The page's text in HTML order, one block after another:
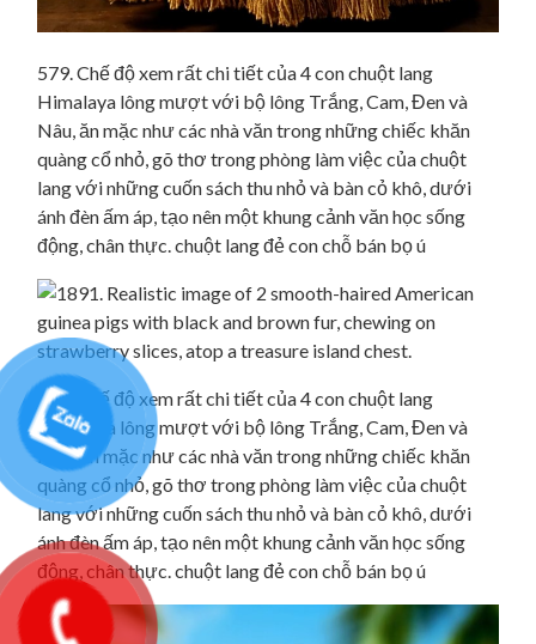
579. Chế độ xem rất chi tiết của 4 con chuột lang
Himalaya lông mượt với bộ lông Trắng, Cam, Đen và
Nâu, ăn mặc như các nhà văn trong những chiếc khăn
quàng cổ nhỏ, gõ thơ trong phòng làm việc của chuột
lang với những cuốn sách thu nhỏ và bàn cỏ khô, dưới
ánh đèn ấm áp, tạo nên một khung cảnh văn học sống
động, chân thực. chuột lang đẻ con chỗ bán bọ ú
579. Chế độ xem rất chi tiết của 4 con chuột lang
Himalaya lông mượt với bộ lông Trắng, Cam, Đen và
Nâu, ăn mặc như các nhà văn trong những chiếc khăn
quàng cổ nhỏ, gõ thơ trong phòng làm việc của chuột
lang với những cuốn sách thu nhỏ và bàn cỏ khô, dưới
ánh đèn ấm áp, tạo nên một khung cảnh văn học sống
động, chân thực. chuột lang đẻ con chỗ bán bọ ú